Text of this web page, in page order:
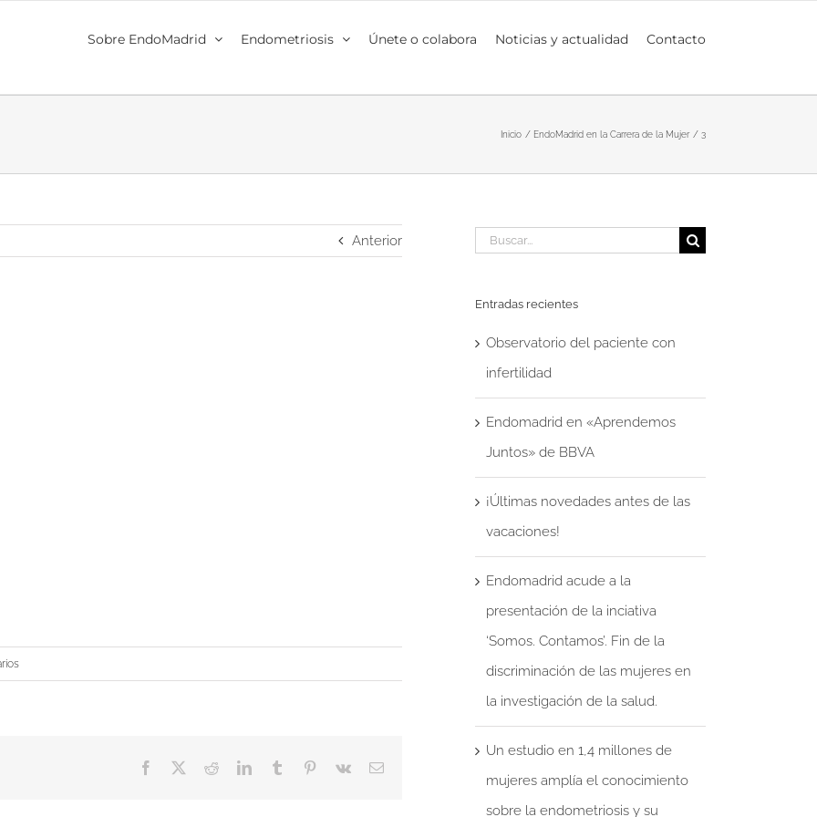
Sobre EndoMadrid Endometriosis Únete o colabora Noticias y actualidad Contacto
Inicio EndoMadrid en la Carrera de la Mujer 3
Anterior
Facebook RedditLinkedInTumblr Pinterest
Vk
Correo
Buscar:
Entradas recientes
Observatorio del paciente con
infertilidad
Endomadrid en «Aprendemos
Juntos» de BBVA
¡Últimas novedades antes de las
vacaciones!
Endomadrid acude a la
presentación de la inciativa
‘Somos. Contamos’. Fin de la
discriminación de las mujeres en
la investigación de la salud.
Un estudio en 1,4 millones de
mujeres amplía el conocimiento
sobre la endometriosis y su